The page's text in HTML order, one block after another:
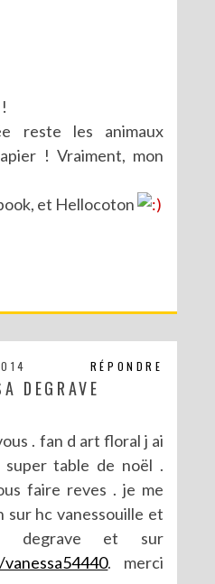
reste les animaux
! Vraiment, mon
et Hellocoton
RÉPONDRE
DEGRAVE
. fan d art floral j ai
table de noël .
faire reves . je me
sur hc vanessouille et
degrave et sur
. merci